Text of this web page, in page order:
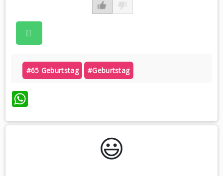
#65 Geburtstag #geburtstag
WhatsApp
😃️